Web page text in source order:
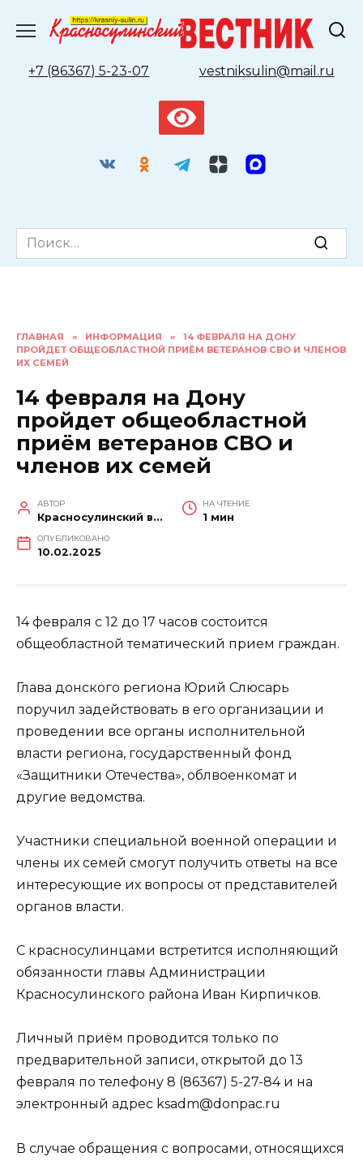
содержанию
+7 (86367) 5-23-07
vestniksulin@mail.ru
Search
for:
ГЛАВНАЯ » ИНФОРМАЦИЯ »
14 ФЕВРАЛЯ НА ДОНУ
ПРОЙДЕТ ОБЩЕОБЛАСТНОЙ ПРИЁМ ВЕТЕРАНОВ СВО И ЧЛЕНОВ
ИХ СЕМЕЙ
14 февраля на Дону
пройдет общеобластной
приём ветеранов СВО и
членов их семей
АВТОР
Красносулинский вестник
НА ЧТЕНИЕ
1 мин
ОПУБЛИКОВАНО
10.02.2025
14 февраля с 12 до 17 часов состоится
общеобластной тематический прием граждан.
Глава донского региона Юрий Слюсарь
поручил задействовать в его организации и
проведении все органы исполнительной
власти региона, государственный фонд
«Защитники Отечества», облвоенкомат и
другие ведомства.
Участники специальной военной операции и
члены их семей смогут получить ответы на все
интересующие их вопросы от представителей
органов власти.
С красносулинцами встретится исполняющий
обязанности главы Администрации
Красносулинского района Иван Кирпичков.
Личный приём проводится только по
предварительной записи, открытой до 13
февраля по телефону 8 (86367) 5-27-84 и на
электронный адрес ksadm@donpac.ru
В случае обращения с вопросами, относящихся